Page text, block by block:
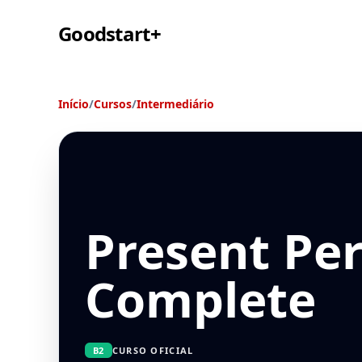
Goodstart+
Início/Cursos/Intermediário
Present
Complete
B2 CURSO OFICIAL